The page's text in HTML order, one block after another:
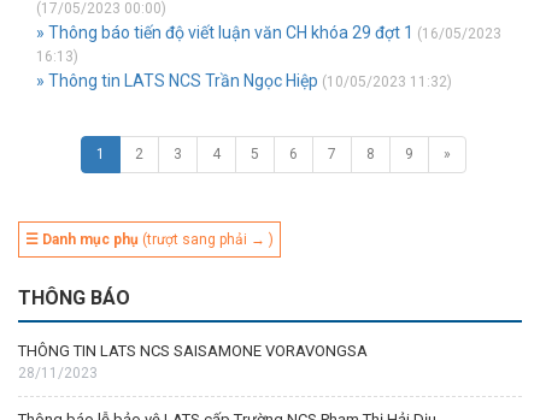
(17/05/2023 00:00)
» Thông báo tiến độ viết luận văn CH khóa 29 đợt 1 (16/05/2023
16:13)
» Thông tin LATS NCS Trần Ngọc Hiệp (10/05/2023 11:32)
1 2 3 4 5 6 7 8 9 »
☰ Danh mục phụ (trượt sang phải → )
THÔNG BÁO
THÔNG TIN LATS NCS SAISAMONE VORAVONGSA
28/11/2023